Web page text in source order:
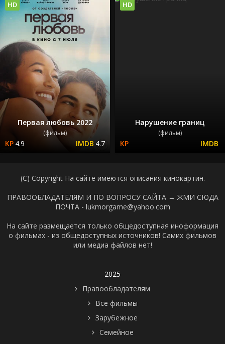
Первая любовь 2022
(фильм)
4.9 4.7
HD
Нарушение границ
(фильм)
HD
(C) Copyright На сайте имеются описания кинокартин.
ПРАВООБЛАДАТЕЛЯМ И ПО ВОПРОСУ САЙТА → ЖМИ СЮДА
ПОЧТА - lukmorgame@yahoo.com
На сайте размещается только общедоступная иноформация
о фильмах - из общедоступных источников! Самих фильмов
или медиа файлов нет!
2025
Правообладателям
Все фильмы
Зарубежное
Семейное